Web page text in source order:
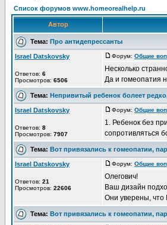
Список форумов www.homeorealhelp.ru
Автор
Тема: Про антидепрессанты
Israel Datskovsky
Ответов: 6
Просмотров: 6506
Форум: Общие
Несколько
Да и гомеопатия
Тема: Непривитый ребенок болеет
Israel Datskovsky
Ответов: 8
Просмотров: 7907
Форум: Общие
1. Ребенок без
сопротивляться
Тема: Вот привязались к гомеопатии,
Israel Datskovsky
Ответов: 21
Просмотров: 22606
Форум: Общие
Олегович!
Ваш дизайн
Они уверены, что
Тема: Вот привязались к гомеопатии,